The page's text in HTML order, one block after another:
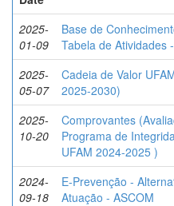
2025-
01-09
Base de
Tabela de Atividades
2025-
05-07
Cadeia de Valor
2025-2030)
2025-
10-20
Comprovantes
Programa de
UFAM 2024-2025 )
2024-
09-18
E-Prevenção -
Atuação - ASCOM